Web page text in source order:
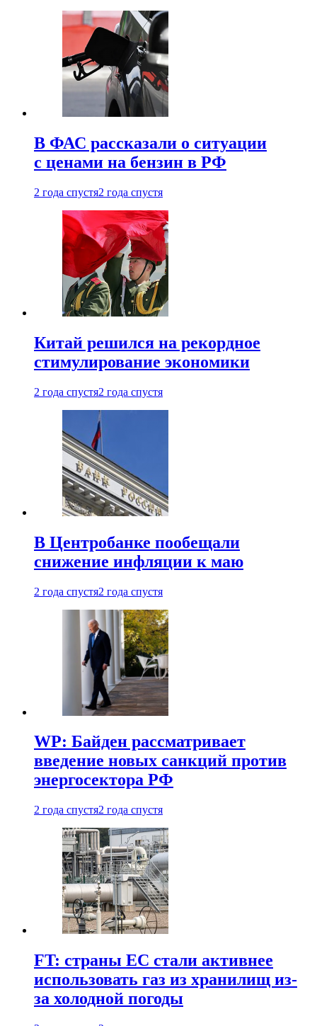
В ФАС рассказали о ситуации
с ценами на бензин в РФ
2 года спустя2 года спустя
Китай решился на рекордное
стимулирование экономики
2 года спустя2 года спустя
В Центробанке пообещали
снижение инфляции к маю
2 года спустя2 года спустя
WP: Байден рассматривает
введение новых санкций против
энергосектора РФ
2 года спустя2 года спустя
FT: страны ЕС стали активнее
использовать газ из хранилищ из-
за холодной погоды